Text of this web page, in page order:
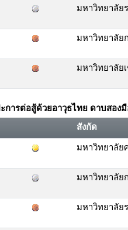
มหาวิทยาลัย
มหาวิทยาลัย
มหาวิทยาลัย
การต่อสู้ด้วยอาวุธไทย ดาบสอง
สังกัด
มหาวิทยาลัย
มหาวิทยาลัย
มหาวิทยาลัย